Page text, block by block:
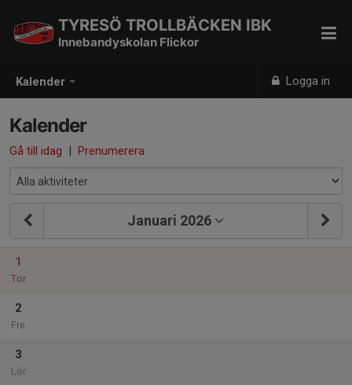
Kalender Logga in
TYRESÖ TROLLBÄCKEN IBK
Innebandyskolan Flickor
Kalender
Gå till idag | Prenumerera
Januari 2026
1
Tor
2
Fre
3
Lör